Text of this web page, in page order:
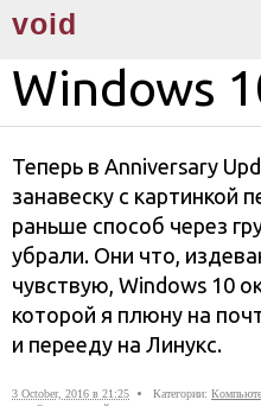
void
Windows
Теперь в Anniversary
занавеску с картинкой
раньше способ через
убрали. Они что,
чувствую, Windows 10
которой я плюну на
и перееду на Линукс.
3 October, 2016 в 21:25 Категории: